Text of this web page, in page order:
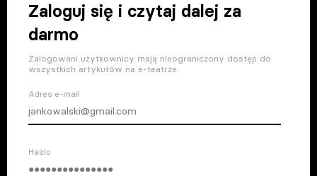
Zaloguj się i czytaj dalej za
darmo
Zalogowani użytkownicy mają nieograniczony dostęp do
wszystkich artykułów na e-teatrze.
Adres e-mail
Haslo